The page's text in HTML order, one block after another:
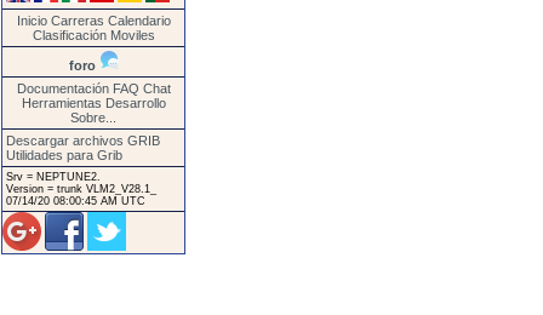
Inicio Carreras Calendario
Clasificación Moviles
foro
Documentación FAQ Chat
Herramientas Desarrollo
Sobre...
Descargar archivos GRIB
Utilidades para Grib
Srv = NEPTUNE2.
Version = trunk VLM2_V28.1_
07/14/20 08:00:45 AM UTC